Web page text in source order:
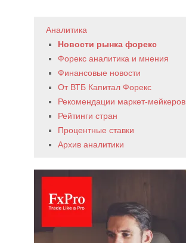
Аналитика
Новости рынка форекс
Форекс аналитика и мнения
Финансовые новости
От ВТБ Капитал Форекс
Рекомендации маркет-мейкеров
Рейтинги стран
Процентные ставки
Архив аналитики